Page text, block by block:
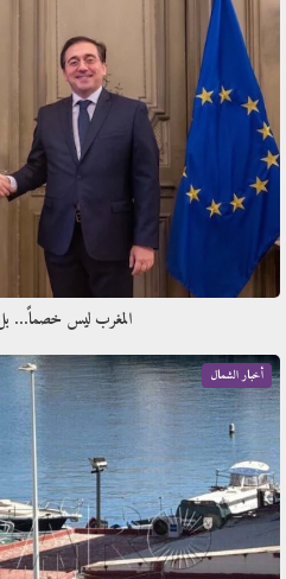
المغرب ليس خصماً… بل
أخبار الشمال